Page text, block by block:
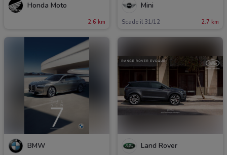
Honda Moto
2.6 km
Mini
Scade il 31/12 2.7 km
BMW Land Rover